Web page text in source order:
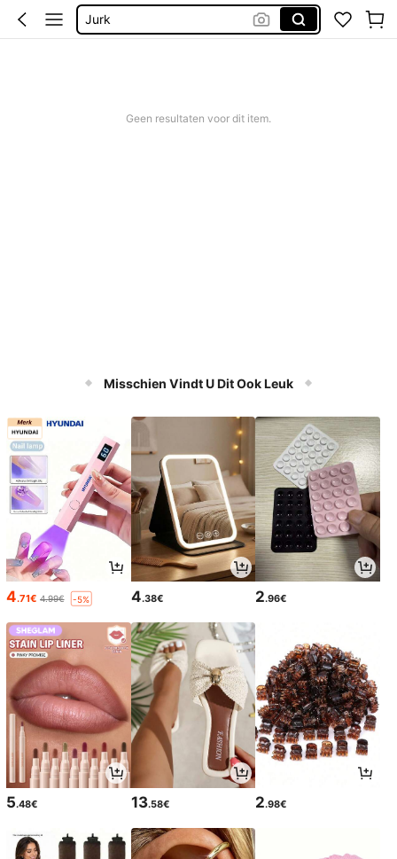
Jurk
Geen resultaten voor dit item.
Misschien Vindt U Dit Ook Leuk
4.71€ 4.99€ -5% 4.38€ 2.96€
5.48€ 13.58€ 2.98€